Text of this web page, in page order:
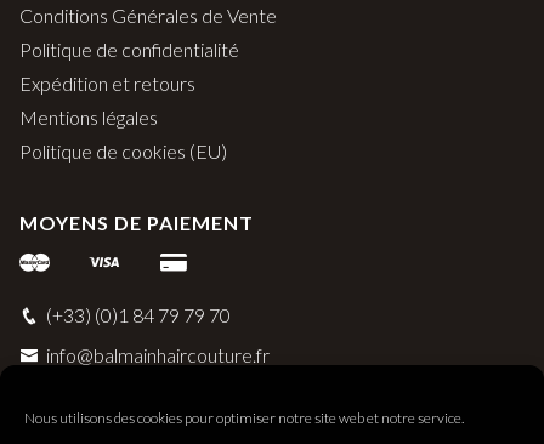
Nous utilisons des cookies pour optimiser notre site web et notre service.
Conditions Générales de Vente
Politique de confidentialité
Expédition et retours
Mentions légales
Politique de cookies (EU)
MOYENS DE PAIEMENT
(+33) (0)1 84 79 79 70
info@balmainhaircouture.fr